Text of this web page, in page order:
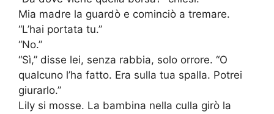
Mia madre la guardò e cominciò a tremare.
“L’hai portata tu.”
“No.”
“Sì,” disse lei, senza rabbia, solo orrore. “O
qualcuno l’ha fatto. Era sulla tua spalla. Potrei
giurarlo.”
Lily si mosse. La bambina nella culla girò la